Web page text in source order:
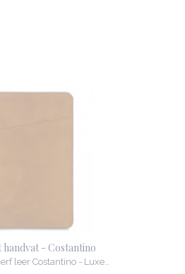
handvat - Costantino
leer Costantino - Luxe…